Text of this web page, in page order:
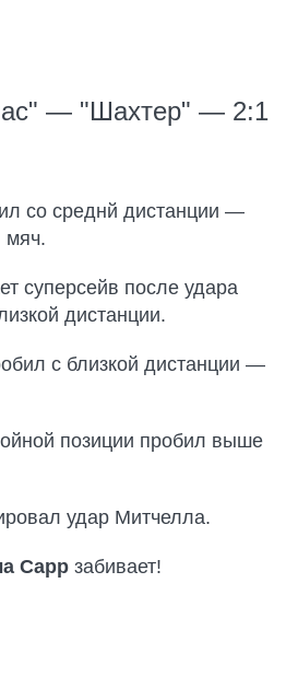
— "Шахтер" — 2:1
со среднй дистанции —
мяч.
суперсейв после удара
дистанции.
с близкой дистанции —
позиции пробил выше
удар Митчелла.
Сарр забивает!